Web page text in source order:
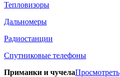
Тепловизоры
Дальномеры
Радиостанции
Спутниковые телефоны
Приманки и чучелаПросмотреть